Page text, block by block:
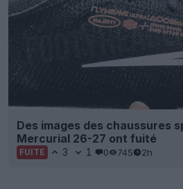
Des images des chaussures
Mercurial 26-27 ont fuité
FUITE 3 1 0 745 2h